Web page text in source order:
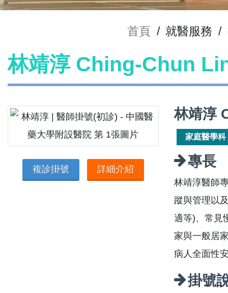
首頁 / 就醫服務 /
林靖淳 Ching-Chun
複診掛號 詳細介紹
林靖淳
家庭醫學科
專長
林靖淳醫師
蹤與管理以
適等)、常見
家與一般居
病人全面性
掛號